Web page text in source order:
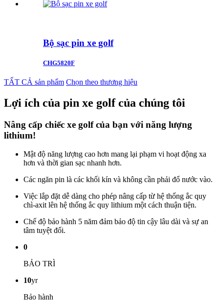
Bộ sạc pin xe golf
CHG5820F
TẤT CẢ sản phẩm Chọn theo thương hiệu
Lợi ích của pin xe golf của chúng tôi
Nâng cấp chiếc xe golf của bạn với năng lượng
lithium!
Mật độ năng lượng cao hơn mang lại phạm vi hoạt động xa
hơn và thời gian sạc nhanh hơn.
Các ngăn pin là các khối kín và không cần phải đổ nước vào.
Việc lắp đặt dễ dàng cho phép nâng cấp từ hệ thống ắc quy
chì-axit lên hệ thống ắc quy lithium một cách thuận tiện.
Chế độ bảo hành 5 năm đảm bảo độ tin cậy lâu dài và sự an
tâm tuyệt đối.
0
BẢO TRÌ
10yr
Bảo hành